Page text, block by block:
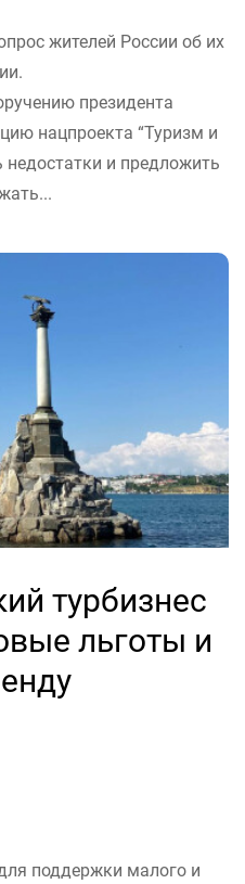
жителей России об их
президента
нацпроекта “Туризм и
недостатки и предложить
турбизнес
льготы и
поддержки малого и